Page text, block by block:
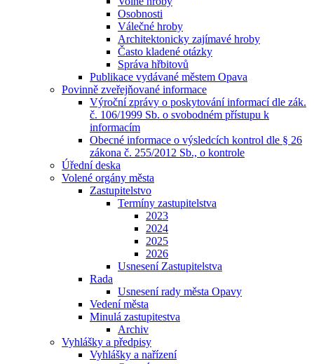
Osobnosti
Válečné hroby
Architektonicky zajímavé hroby
Často kladené otázky
Správa hřbitovů
Publikace vydávané městem Opava
Povinně zveřejňované informace
Výroční zprávy o poskytování informací dle zák.
č. 106/1999 Sb. o svobodném přístupu k
informacím
Obecné informace o výsledcích kontrol dle § 26
zákona č. 255/2012 Sb., o kontrole
Úřední deska
Volené orgány města
Zastupitelstvo
Termíny zastupitelstva
2023
2024
2025
2026
Usnesení Zastupitelstva
Rada
Usnesení rady města Opavy
Vedení města
Minulá zastupitestva
Archiv
Vyhlášky a předpisy
Vyhlášky a nařízení